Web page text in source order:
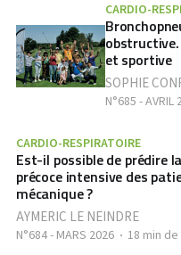
CARDIO-
et sportive
SOPHIE
N°685 - AVRIL
CARDIO-RESPIRATOIRE
Est-il possible de prédire
précoce intensive des
mécanique ?
AYMERIC LE NEINDRE
N°684 - MARS 2026 18 min